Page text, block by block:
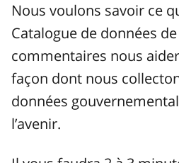
Nous voulons savoir ce
Catalogue de données de
commentaires nous
façon dont nous
données
l’avenir.